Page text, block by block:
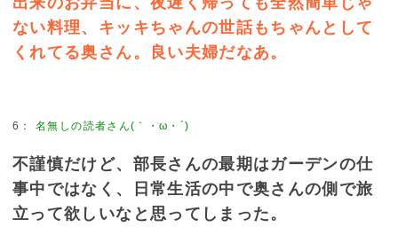
ない料理、キッキちゃんの世話もちゃんとして
くれてる奥さん。良い夫婦だなあ。
6 ：名無しの読者さん(｀・ω・´)
不謹慎だけど、部長さんの最期はガーデンの仕
事中ではなく、日常生活の中で奥さんの側で旅
立って欲しいなと思ってしまった。